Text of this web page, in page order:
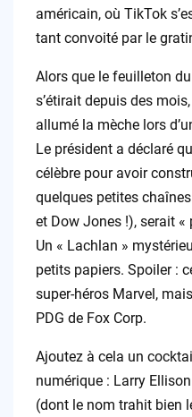
américain, où TikTok
tant convoité par le
Alors que le feuilleton
s’étirait depuis des
allumé la mèche lors
Le président a déclaré
célèbre pour avoir
quelques petites
et Dow Jones !), serait
Un « Lachlan »
petits papiers. Spoiler :
super-héros Marvel,
PDG de Fox Corp.
Ajoutez à cela un
numérique : Larry Ellison
(dont le nom trahit bien